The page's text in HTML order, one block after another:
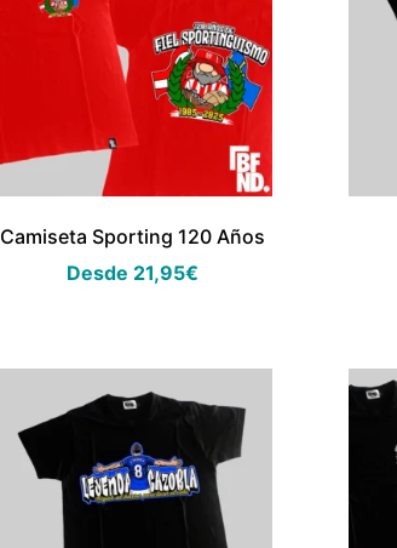
Camiseta Sporting 120 Años
Desde 21,95€